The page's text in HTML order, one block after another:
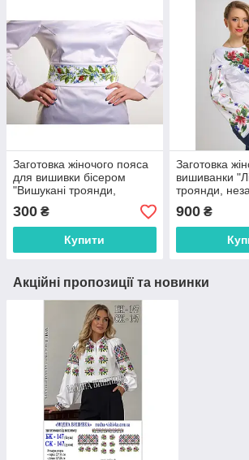
Заготовка жіночого пояса
для вишивки бісером
"Вишукані троянди,
незабудки"
(ПС020кБнннн)
300 ₴
Купити
Заготовка
вишиванки
троянди,
вишивки
900₴
Акційні пропозиції та новинки